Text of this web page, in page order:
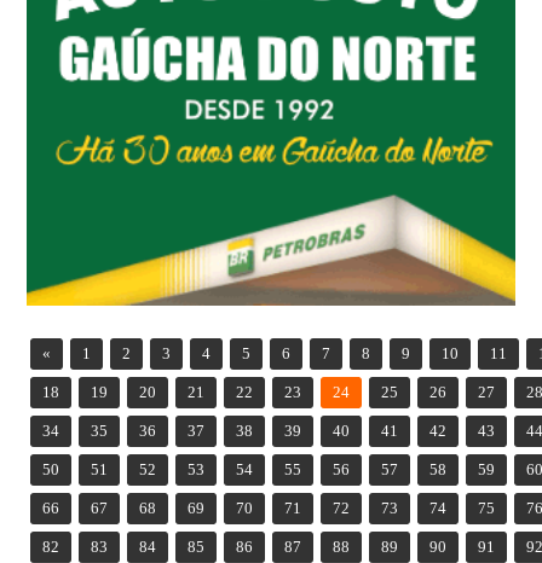
« 1 2 3 4 5 6 7 8 9 10 11
18 19 20 21 22 23 24 25 26 27
34 35 36 37 38 39 40 41 42 43
50 51 52 53 54 55 56 57 58 59
66 67 68 69 70 71 72 73 74 75
82 83 84 85 86 87 88 89 90 91